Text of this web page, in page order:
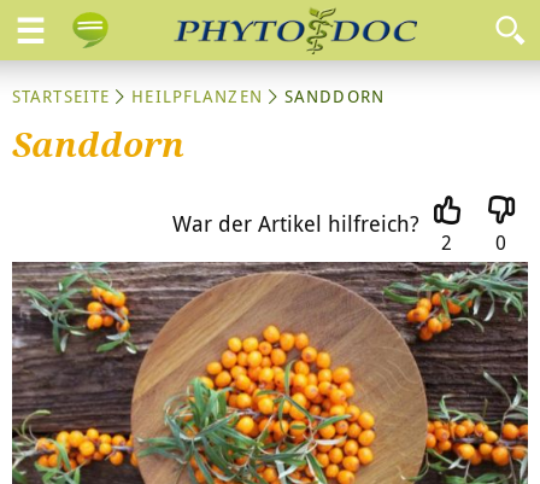
STARTSEITE HEILPFLANZEN SANDDORN
Sanddorn
War der Artikel hilfreich?
2 0